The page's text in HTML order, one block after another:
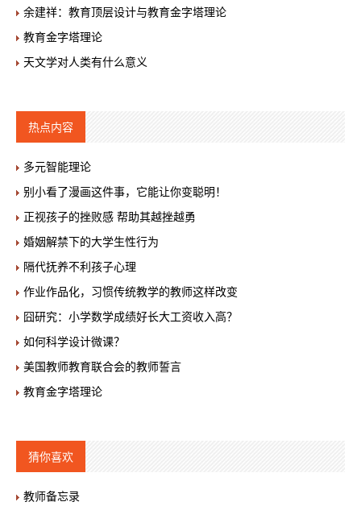
余建祥：教育顶层设计与教育金字塔理论
教育金字塔理论
天文学对人类有什么意义
热点内容
多元智能理论
别小看了漫画这件事，它能让你变聪明！
正视孩子的挫败感 帮助其越挫越勇
婚姻解禁下的大学生性行为
隔代抚养不利孩子心理
作业作品化，习惯传统教学的教师这样改变
囧研究：小学数学成绩好长大工资收入高？
如何科学设计微课？
美国教师教育联合会的教师誓言
教育金字塔理论
猜你喜欢
教师备忘录